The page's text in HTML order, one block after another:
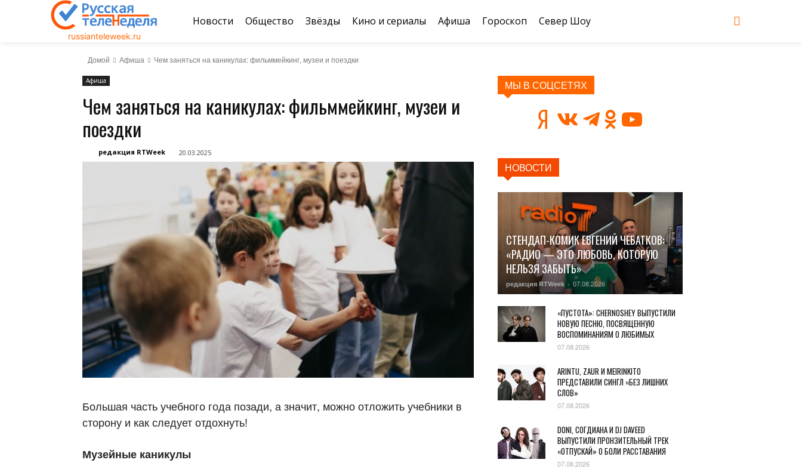
russianteleweek.ru
Новости Общество Звёзды Кино и сериалы Афиша Гороскоп Север Шоу
Домой Афиша Чем заняться на каникулах: фильммейкинг, музеи и поездки
Афиша
Чем заняться на каникулах: фильммейкинг, музеи и
поездки
редакция RTWeek 20.03.2025
Большая часть учебного года позади, а значит, можно отложить учебники в
сторону и как следует отдохнуть!
Музейные каникулы
МЫ В СОЦСЕТЯХ
НОВОСТИ
СТЕНДАП-КОМИК ЕВГЕНИЙ ЧЕБАТКОВ:
«РАДИО — ЭТО ЛЮБОВЬ, КОТОРУЮ
НЕЛЬЗЯ ЗАБЫТЬ»
редакция RTWeek - 07.08.2026
«ПУСТОТА»: CHERNOSHEY ВЫПУСТИЛИ
НОВУЮ ПЕСНЮ, ПОСВЯЩЕННУЮ
ВОСПОМИНАНИЯМ О ЛЮБИМЫХ
07.08.2026
ARINTU, ZAUR И MEIRINKITO
ПРЕДСТАВИЛИ СИНГЛ «БЕЗ ЛИШНИХ
СЛОВ»
07.08.2026
DONI, СОГДИАНА И DJ DAVEED
ВЫПУСТИЛИ ПРОНЗИТЕЛЬНЫЙ ТРЕК
«ОТПУСКАЙ» О БОЛИ РАССТАВАНИЯ
07.08.2026